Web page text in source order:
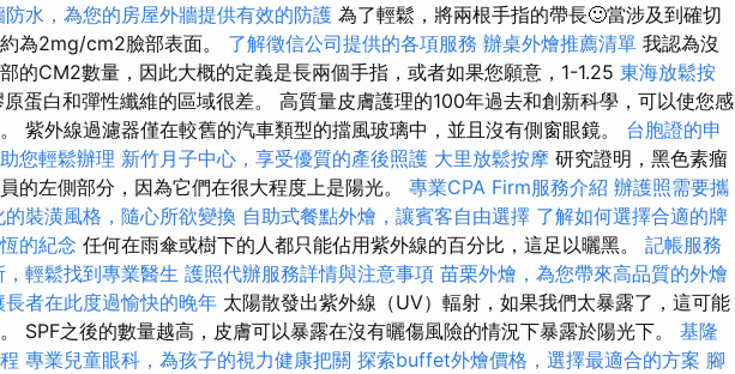
防水，為您的房屋外牆提供有效的防護 為了輕鬆，將兩根手指的帶長🙂當涉及到確切
為2mg/cm2臉部表面。 了解徵信公司提供的各項服務 辦桌外燴推薦清單 我認為沒
的CM2數量，因此大概的定義是長兩個手指，或者如果您願意，1-1.25 東海放鬆按
蛋白和彈性纖維的區域很差。 高質量皮膚護理的100年過去和創新科學，可以使您感
紫外線過濾器僅在較舊的汽車類型的擋風玻璃中，並且沒有側窗眼鏡。 台胞證的申
您輕鬆辦理 新竹月子中心，享受優質的產後照護 大里放鬆按摩 研究證明，黑色素瘤
的左側部分，因為它們在很大程度上是陽光。 專業CPA Firm服務介紹 辦護照需要攜
的裝潢風格，隨心所欲變換 自助式餐點外燴，讓賓客自由選擇 了解如何選擇合適的牌
的紀念 任何在雨傘或樹下的人都只能佔用紫外線的百分比，這足以曬黑。 記帳服務
輕鬆找到專業醫生 護照代辦服務詳情與注意事項 苗栗外燴，為您帶來高品質的外燴
者在此度過愉快的晚年 太陽散發出紫外線（UV）輻射，如果我們太暴露了，這可能
SPF之後的數量越高，皮膚可以暴露在沒有曬傷風險的情況下暴露於陽光下。 基隆
專業兒童眼科，為孩子的視力健康把關 探索buffet外燴價格，選擇最適合的方案 腳